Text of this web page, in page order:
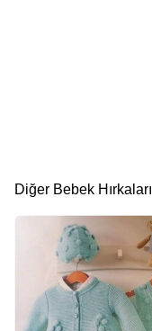
Diğer Bebek Hırkaları